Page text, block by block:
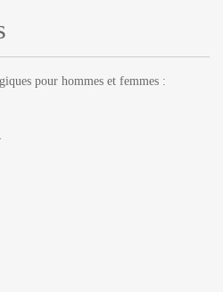
pour hommes et femmes :